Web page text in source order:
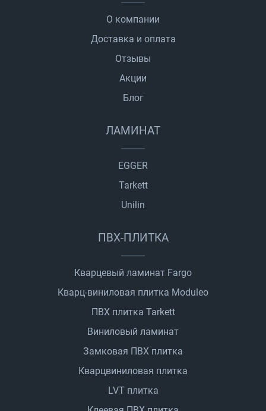
О компании
Доставка и оплата
Отзывы
Акции
Блог
ЛАМИНАТ
EGGER
Tarkett
Unilin
ПВХ-ПЛИТКА
Кварцевый ламинат Fargo
Кварц-виниловая плитка Moduleo
ПВХ плитка Tarkett
Виниловый ламинат
Замковая ПВХ плитка
Кварцвиниловая плитка
LVT плитка